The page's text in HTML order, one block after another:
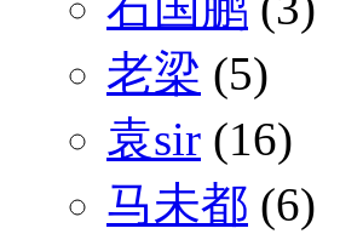
老梁 (5)
袁sir (16)
马未都 (6)